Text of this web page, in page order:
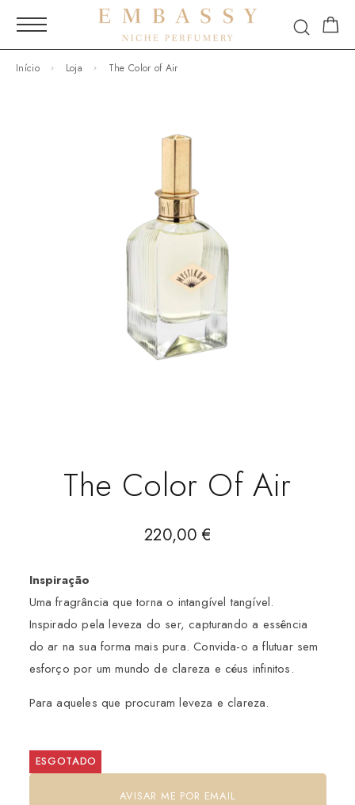
Início Loja The Color of Air
The Color Of Air
220,00€
Inspiração
Uma fragrância que torna o intangível tangível.
Inspirado pela leveza do ser, capturando a essência
do ar na sua forma mais pura. Convida-o a flutuar sem
esforço por um mundo de clareza e céus infinitos.
Para aqueles que procuram leveza e clareza.
ESGOTADO
AVISAR ME POR EMAIL